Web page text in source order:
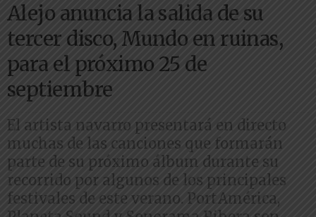
Alejo anuncia la salida de su
tercer disco, Mundo en ruinas,
para el próximo 25 de
septiembre
El artista navarro presentará en directo
muchas de las canciones que formarán
parte de su próximo álbum durante su
recorrido por algunos de los principales
festivales de este verano. PortAmérica,